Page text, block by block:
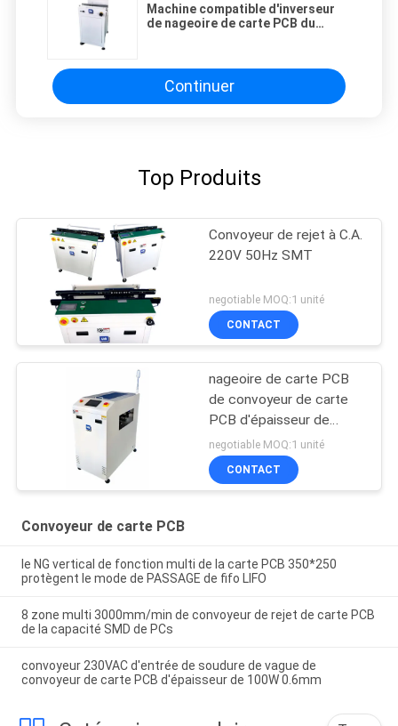
Machine compatible d'inverseur
de nageoire de carte PCB du
Continuer
Top Produits
Convoyeur de rejet à C.A.
220V 50Hz SMT
negotiable MOQ:1 unité
CONTACT
nageoire de carte PCB
de convoyeur de carte
PCB d'épaisseur de
4.0mm
negotiable MOQ:1 unité
CONTACT
Convoyeur de carte PCB
le NG vertical de fonction multi de la carte PCB 350*250
protègent le mode de PASSAGE de fifo LIFO
8 zone multi 3000mm/min de convoyeur de rejet de carte PCB
de la capacité SMD de PCs
convoyeur 230VAC d'entrée de soudure de vague de
convoyeur de carte PCB d'épaisseur de 100W 0.6mm